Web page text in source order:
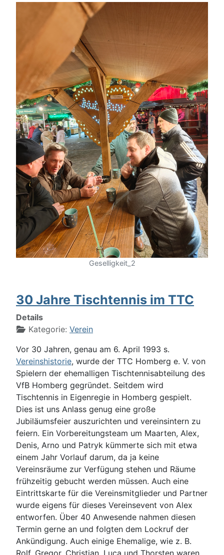
Geselligkeit_2
30 Jahre Tischtennis im TTC
Details
Kategorie: Verein
Vor 30 Jahren, genau am 6. April 1993 s.
Vereinshistorie, wurde der TTC Homberg e. V. von
Spielern der ehemalligen Tischtennisabteilung des
VfB Homberg gegründet. Seitdem wird
Tischtennis in Eigenregie in Homberg gespielt.
Dies ist uns Anlass genug eine große
Jubiläumsfeier auszurichten und vereinsintern zu
feiern. Ein Vorbereitungsteam um Maarten, Alex,
Denis, Arno und Patryk kümmerte sich mit etwa
einem Jahr Vorlauf darum, da ja keine
Vereinsräume zur Verfügung stehen und Räume
frühzeitig gebucht werden müssen. Auch eine
Eintrittskarte für die Vereinsmitglieder und Partner
wurde eigens für dieses Vereinsevent von Alex
entworfen. Über 40 Anwesende nahmen diesen
Termin gerne an und folgten dem Lockruf der
Ankündigung. Auch einige Ehemalige, wie z. B.